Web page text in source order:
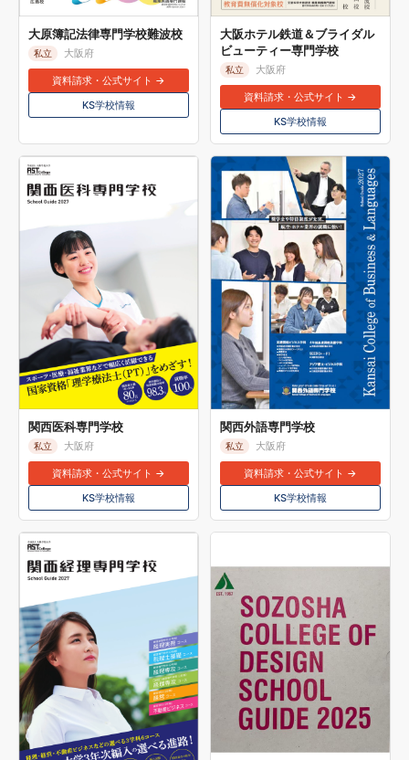
大原簿記法律専門学校難波校
私立 大阪府
資料請求・公式サイト →
KS学校情報
大阪ホテル鉄道＆ブライダル
ビューティー専門学校
私立 大阪府
資料請求・公式サイト →
KS学校情報
関西医科専門学校
私立 大阪府
資料請求・公式サイト →
KS学校情報
関西外語専門学校
私立 大阪府
資料請求・公式サイト →
KS学校情報